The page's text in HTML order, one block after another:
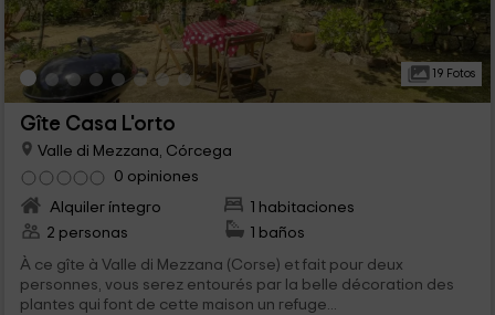
19 Fotos
Gîte Casa L'orto
Valle di Mezzana, Córcega
0 opiniones
Alquiler íntegro
1 habitaciones
2 personas
1 baños
À ce gîte à Valle di Mezzana (Corse) et fait pour deux
personnes, vous serez entourés par la belle décoration des
plantes qui font de cette maison un refuge...